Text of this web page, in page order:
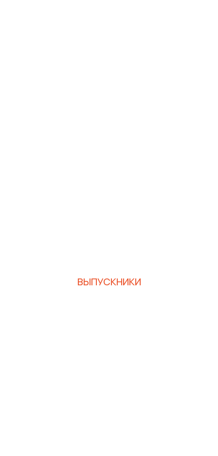
ВЫПУСКНИКИ